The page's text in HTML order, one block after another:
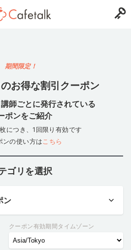
期間限定！
お得な割引クーポン
師ごとに発行されている
ポンをご紹介
につき、1回限り有効です
ンの使い方は こちら
ゴリを選択
ン
クーポン有効期間タイムゾーン